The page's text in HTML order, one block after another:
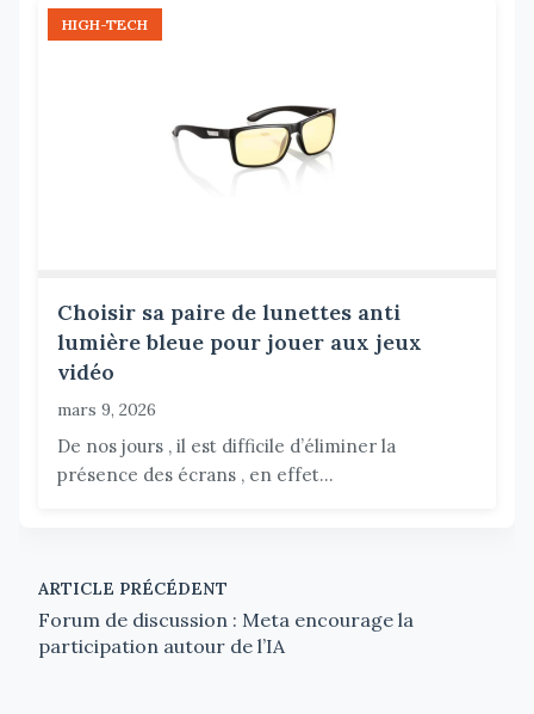
HIGH-TECH
Choisir sa paire de lunettes anti
lumière bleue pour jouer aux jeux
vidéo
mars 9, 2026
De nos jours , il est difficile d’éliminer la
présence des écrans , en effet...
ARTICLE PRÉCÉDENT
Forum de discussion : Meta encourage la
participation autour de l’IA